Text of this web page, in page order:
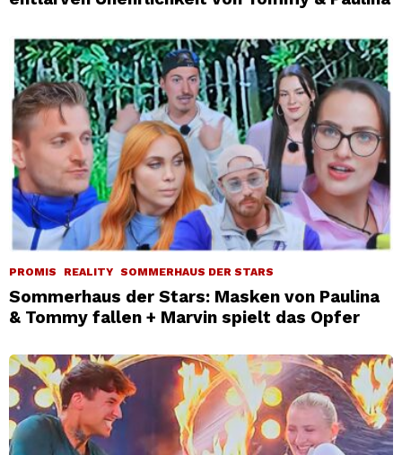
PROMIS REALITY SOMMERHAUS DER STARS
Sommerhaus der Stars: Masken von Paulina
& Tommy fallen + Marvin spielt das Opfer